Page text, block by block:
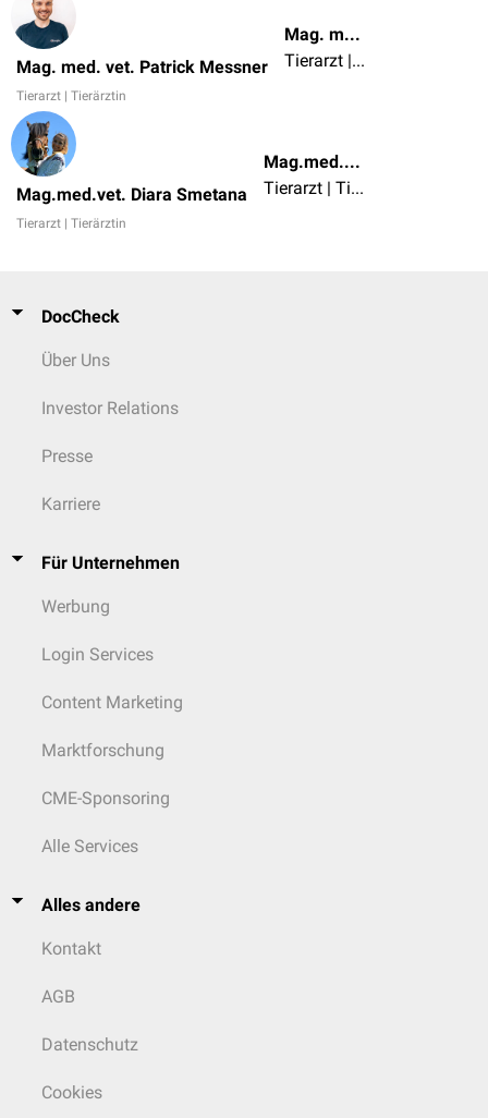
Mag. med. vet. Patrick Messner
Tierarzt | Tierärztin
Mag. med. vet. Patrick Messner
Tierarzt | Tierärztin
Mag.med.vet. Diara Smetana
Tierarzt | Tierärztin
Mag.med.vet. Diara Smetana
Tierarzt | Tierärztin
DocCheck
Über Uns
Investor Relations
Presse
Karriere
Für Unternehmen
Werbung
Login Services
Content Marketing
Marktforschung
CME-Sponsoring
Alle Services
Alles andere
Kontakt
AGB
Datenschutz
Cookies